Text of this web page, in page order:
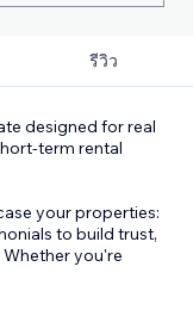
รีวิว
designed for real
term rental
your properties:
to build trust,
you're